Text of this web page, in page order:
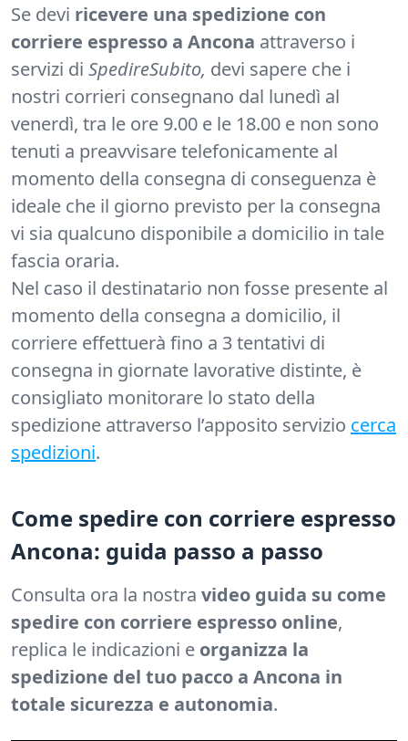
Se devi ricevere una spedizione con
corriere espresso a Ancona attraverso i
servizi di SpedireSubito, devi sapere che i
nostri corrieri consegnano dal lunedì al
venerdì, tra le ore 9.00 e le 18.00 e non sono
tenuti a preavvisare telefonicamente al
momento della consegna di conseguenza è
ideale che il giorno previsto per la consegna
vi sia qualcuno disponibile a domicilio in tale
fascia oraria.
Nel caso il destinatario non fosse presente al
momento della consegna a domicilio, il
corriere effettuerà fino a 3 tentativi di
consegna in giornate lavorative distinte, è
consigliato monitorare lo stato della
spedizione attraverso l’apposito servizio cerca
spedizioni.
Come spedire con corriere espresso
Ancona: guida passo a passo
Consulta ora la nostra video guida su come
spedire con corriere espresso online,
replica le indicazioni e organizza la
spedizione del tuo pacco a Ancona in
totale sicurezza e autonomia.